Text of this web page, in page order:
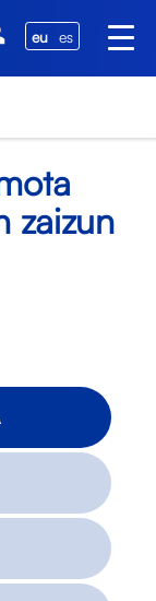
eu es
zaizun